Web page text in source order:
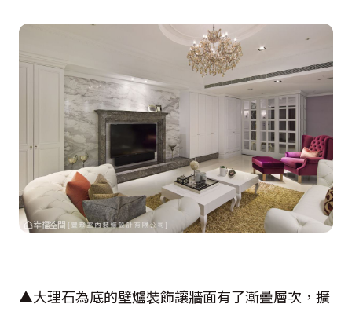
▲大理石為底的壁爐裝飾讓牆面有了漸疊層次，擴